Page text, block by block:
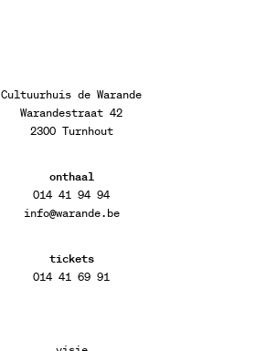
Cultuurhuis de Warande
Warandestraat 42
2300 Turnhout
onthaal
014 41 94 94
info@warande.be
tickets
014 41 69 91